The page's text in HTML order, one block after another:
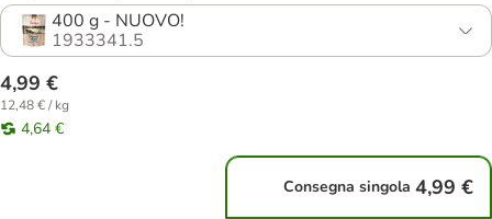
400 g - NUOVO!
1933341.5
4,99 €
12,48 € / kg
4,64 €
Consegna singola 4,99 €